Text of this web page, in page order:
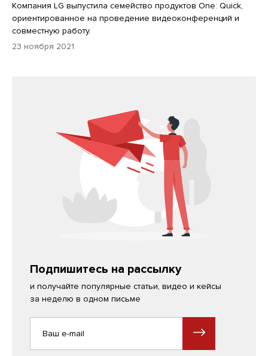
Компания LG выпустила семейство продуктов One: Quick,
ориентированное на проведение видеоконференций и
совместную работу.
23 ноября 2021
Подпишитесь на рассылку
и получайте популярные статьи, видео и кейсы
за неделю в одном письме